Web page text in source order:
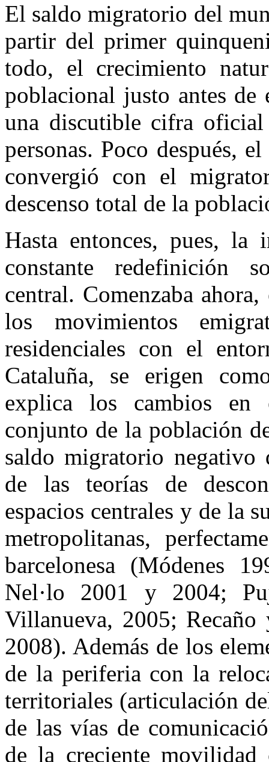
El saldo migratorio del
partir del primer
todo, el crecimiento
poblacional justo antes de
una discutible cifra
personas. Poco después,
convergió con el
descenso total de la
Hasta entonces, pues, la
constante redefinición
central. Comenzaba
los movimientos
residenciales con el
Cataluña, se erigen
explica los cambios en
conjunto de la población
saldo migratorio
de las teorías de
espacios centrales y de la
metropolitanas,
barcelonesa (Módenes
Nel·lo 2001 y 2004;
Villanueva, 2005;
2008). Además de los
de la periferia con la
territoriales (articulación
de las vías de
de la creciente